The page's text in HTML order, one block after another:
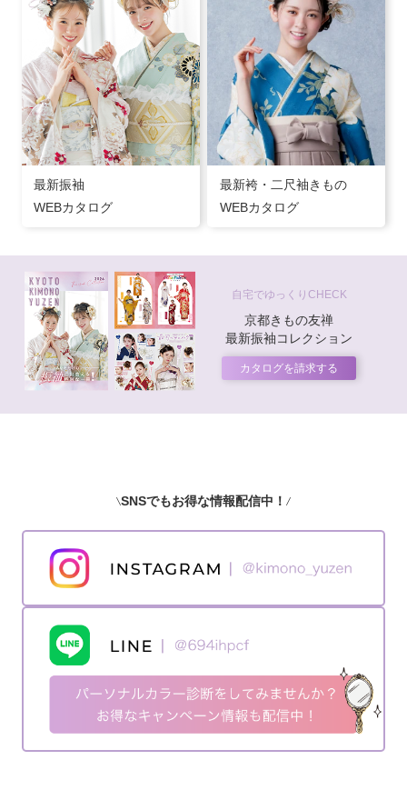
最新振袖
WEBカタログ
最新袴・二尺袖きもの
WEBカタログ
自宅でゆっくりCHECK
京都きもの友禅
最新振袖コレクション
カタログを請求する
SNSでもお得な情報配信中！